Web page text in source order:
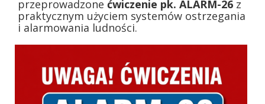
przeprowadzone ćwiczenie pk. ALARM-26 z
praktycznym użyciem systemów ostrzegania
i alarmowania ludności.